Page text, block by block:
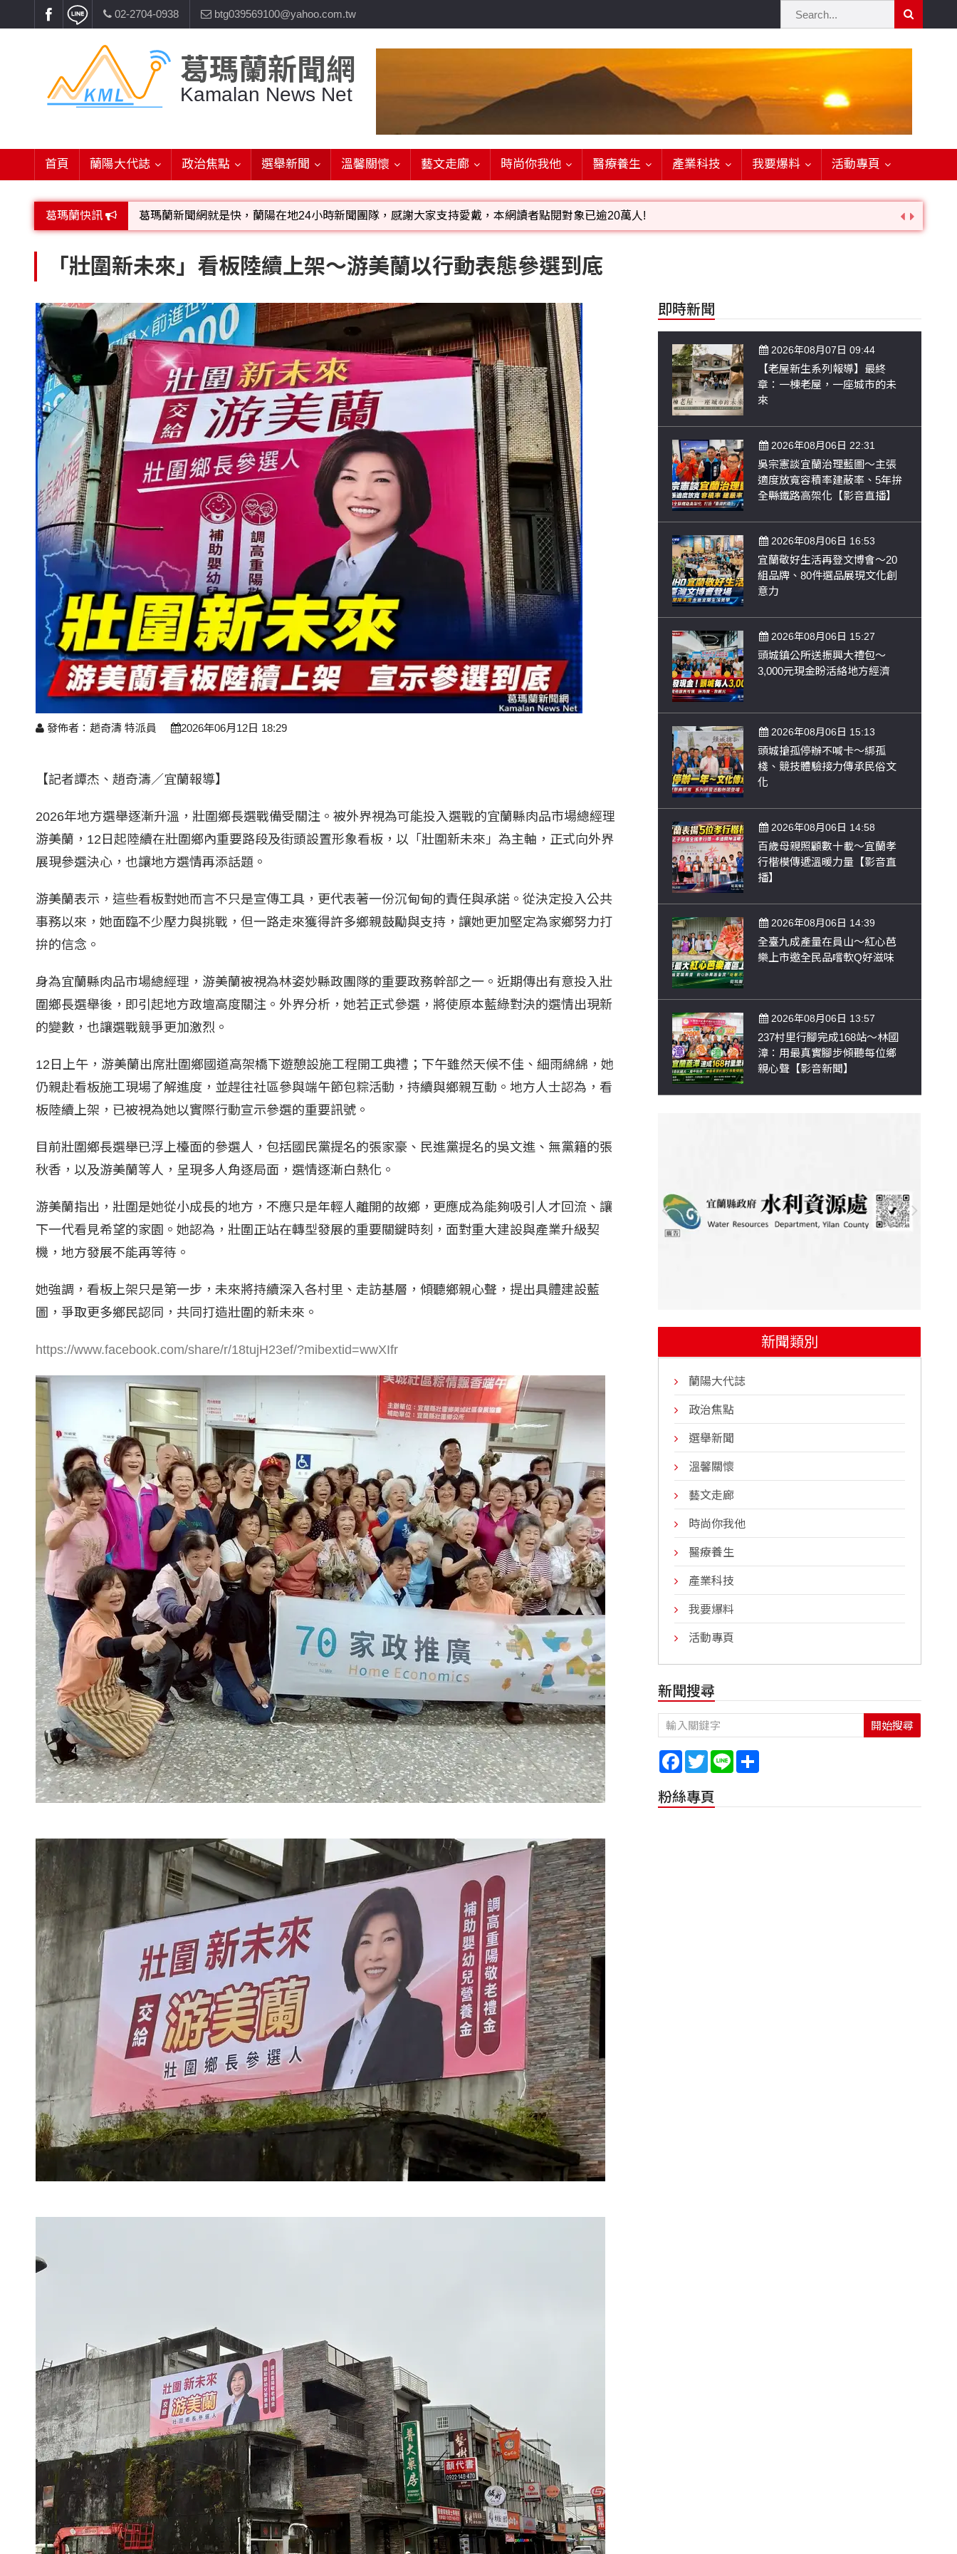
02-2704-0938 btg039569100@yahoo.com.tw
葛瑪蘭新聞網
Kamalan News Net
首頁 蘭陽大代誌 政治焦點 選舉新聞 溫馨關懷 藝文走廊 時尚你我他 醫療養生 產業科技 我要爆料 活動專頁
葛瑪蘭快訊 葛瑪蘭新聞網就是快，蘭陽在地24小時新聞團隊，感謝大家支持愛戴，本網讀者點閱對象已逾20萬人!
「壯圍新未來」看板陸續上架～游美蘭以行動表態參選到底
發佈者：趙奇濤 特派員 2026年06月12日 18:29
【記者譚杰、趙奇濤／宜蘭報導】
2026年地方選舉逐漸升溫，壯圍鄉長選戰備受關注。被外界視為可能投入選戰的宜蘭縣肉品市場總經理
游美蘭，12日起陸續在壯圍鄉內重要路段及街頭設置形象看板，以「壯圍新未來」為主軸，正式向外界
展現參選決心，也讓地方選情再添話題。
游美蘭表示，這些看板對她而言不只是宣傳工具，更代表著一份沉甸甸的責任與承諾。從決定投入公共
事務以來，她面臨不少壓力與挑戰，但一路走來獲得許多鄉親鼓勵與支持，讓她更加堅定為家鄉努力打
拚的信念。
身為宜蘭縣肉品市場總經理，游美蘭被視為林姿妙縣政團隊的重要政務幹部之一。近期傳出有意投入壯
圍鄉長選舉後，即引起地方政壇高度關注。外界分析，她若正式參選，將使原本藍綠對決的選情出現新
的變數，也讓選戰競爭更加激烈。
12日上午，游美蘭出席壯圍鄉國道高架橋下遊憩設施工程開工典禮；下午雖然天候不佳、細雨綿綿，她
仍親赴看板施工現場了解進度，並趕往社區參與端午節包粽活動，持續與鄉親互動。地方人士認為，看
板陸續上架，已被視為她以實際行動宣示參選的重要訊號。
目前壯圍鄉長選舉已浮上檯面的參選人，包括國民黨提名的張家豪、民進黨提名的吳文進、無黨籍的張
秋香，以及游美蘭等人，呈現多人角逐局面，選情逐漸白熱化。
游美蘭指出，壯圍是她從小成長的地方，不應只是年輕人離開的故鄉，更應成為能夠吸引人才回流、讓
下一代看見希望的家園。她認為，壯圍正站在轉型發展的重要關鍵時刻，面對重大建設與產業升級契
機，地方發展不能再等待。
她強調，看板上架只是第一步，未來將持續深入各村里、走訪基層，傾聽鄉親心聲，提出具體建設藍
圖，爭取更多鄉民認同，共同打造壯圍的新未來。
https://www.facebook.com/share/r/18tujH23ef/?mibextid=wwXIfr
即時新聞
2026年08月07日 09:44
【老屋新生系列報導】最終
章：一棟老屋，一座城市的未
來
2026年08月06日 22:31
吳宗憲談宜蘭治理藍圖～主張
適度放寬容積率建蔽率、5年拚
全縣鐵路高架化【影音直播】
2026年08月06日 16:53
宜蘭敬好生活再登文博會～20
組品牌、80件選品展現文化創
意力
2026年08月06日 15:27
頭城鎮公所送振興大禮包～
3,000元現金盼活絡地方經濟
2026年08月06日 15:13
頭城搶孤停辦不喊卡～綁孤
棧、競技體驗接力傳承民俗文
化
2026年08月06日 14:58
百歲母親照顧數十載～宜蘭孝
行楷模傳遞溫暖力量【影音直
播】
2026年08月06日 14:39
全臺九成產量在員山～紅心芭
樂上市邀全民品嚐軟Q好滋味
2026年08月06日 13:57
237村里行腳完成168站～林國
漳：用最真實腳步傾聽每位鄉
親心聲【影音新聞】
新聞類別
蘭陽大代誌
政治焦點
選舉新聞
溫馨關懷
藝文走廊
時尚你我他
醫療養生
產業科技
我要爆料
活動專頁
新聞搜尋
開始搜尋
Facebook
TwitterLine
粉絲專頁